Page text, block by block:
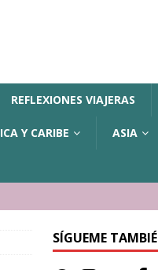
REFLEXIONES VIAJERAS
Y CARIBE ASIA
SÍGUEME